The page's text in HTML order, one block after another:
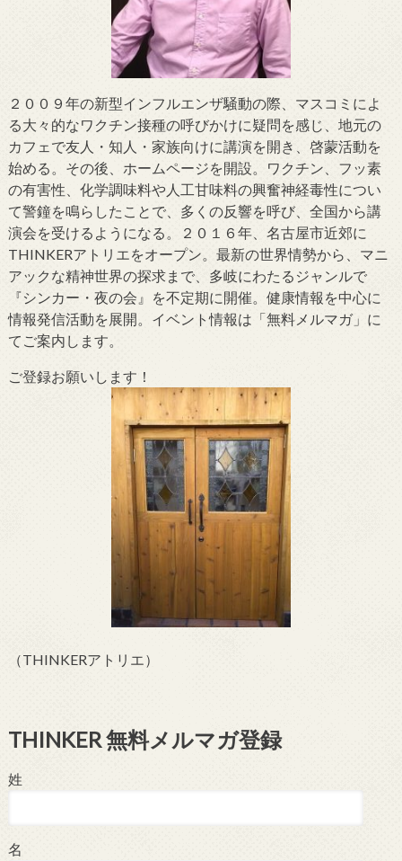
２００９年の新型インフルエンザ騒動の際、マスコミによ
る大々的なワクチン接種の呼びかけに疑問を感じ、地元の
カフェで友人・知人・家族向けに講演を開き、啓蒙活動を
始める。その後、ホームページを開設。ワクチン、フッ素
の有害性、化学調味料や人工甘味料の興奮神経毒性につい
て警鐘を鳴らしたことで、多くの反響を呼び、全国から講
演会を受けるようになる。２０１６年、名古屋市近郊に
THINKERアトリエをオープン。最新の世界情勢から、マニ
アックな精神世界の探求まで、多岐にわたるジャンルで
『シンカー・夜の会』を不定期に開催。健康情報を中心に
情報発信活動を展開。イベント情報は「無料メルマガ」に
てご案内します。
ご登録お願いします！
（THINKERアトリエ）
THINKER 無料メルマガ登録
姓
名